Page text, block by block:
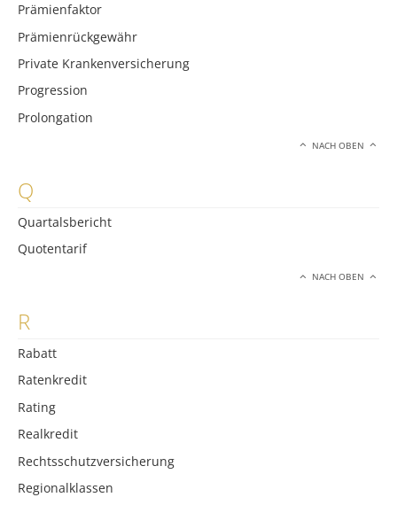
Prämienfaktor
Prämienrückgewähr
Private Krankenversicherung
Progression
Prolongation
NACH OBEN
Q
Quartalsbericht
Quotentarif
NACH OBEN
R
Rabatt
Ratenkredit
Rating
Realkredit
Rechtsschutzversicherung
Regionalklassen